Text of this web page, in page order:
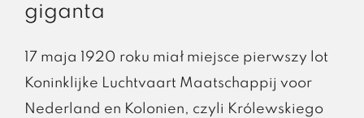
giganta
17 maja 1920 roku miał miejsce pierwszy lot
Koninklijke Luchtvaart Maatschappij voor
Nederland en Kolonien, czyli Królewskiego